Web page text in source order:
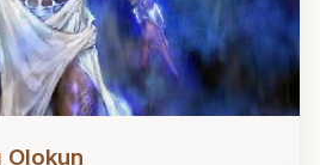
Olokun